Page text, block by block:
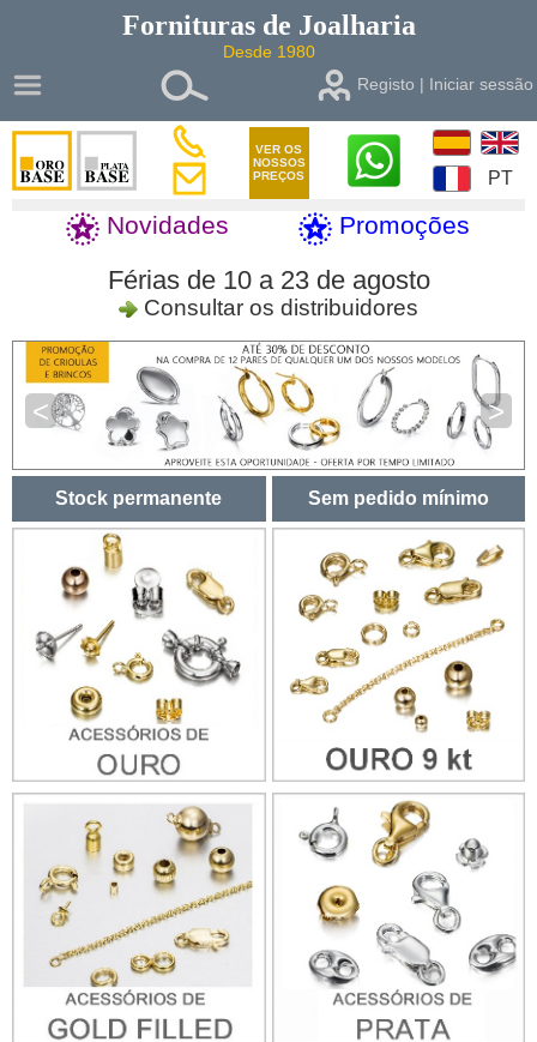
Fornituras de Joalharia
Desde 1980
Registo | Iniciar sessão
VER OS
NOSSOS
PREÇOS
PT
Novidades Promoções
Férias de 10 a 23 de agosto
Consultar os distribuidores
< >
Stock permanente Sem pedido mínimo